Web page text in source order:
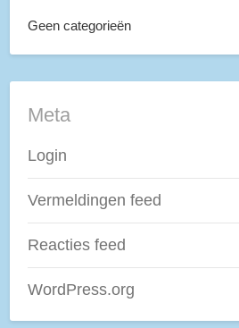
Geen categorieën
Meta
Login
Vermeldingen feed
Reacties feed
WordPress.org